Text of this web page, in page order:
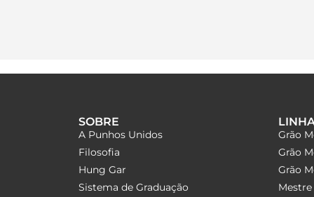
SOBRE
A Punhos Unidos
Filosofia
Hung Gar
Sistema de Graduação
Grão
Grão
Grão